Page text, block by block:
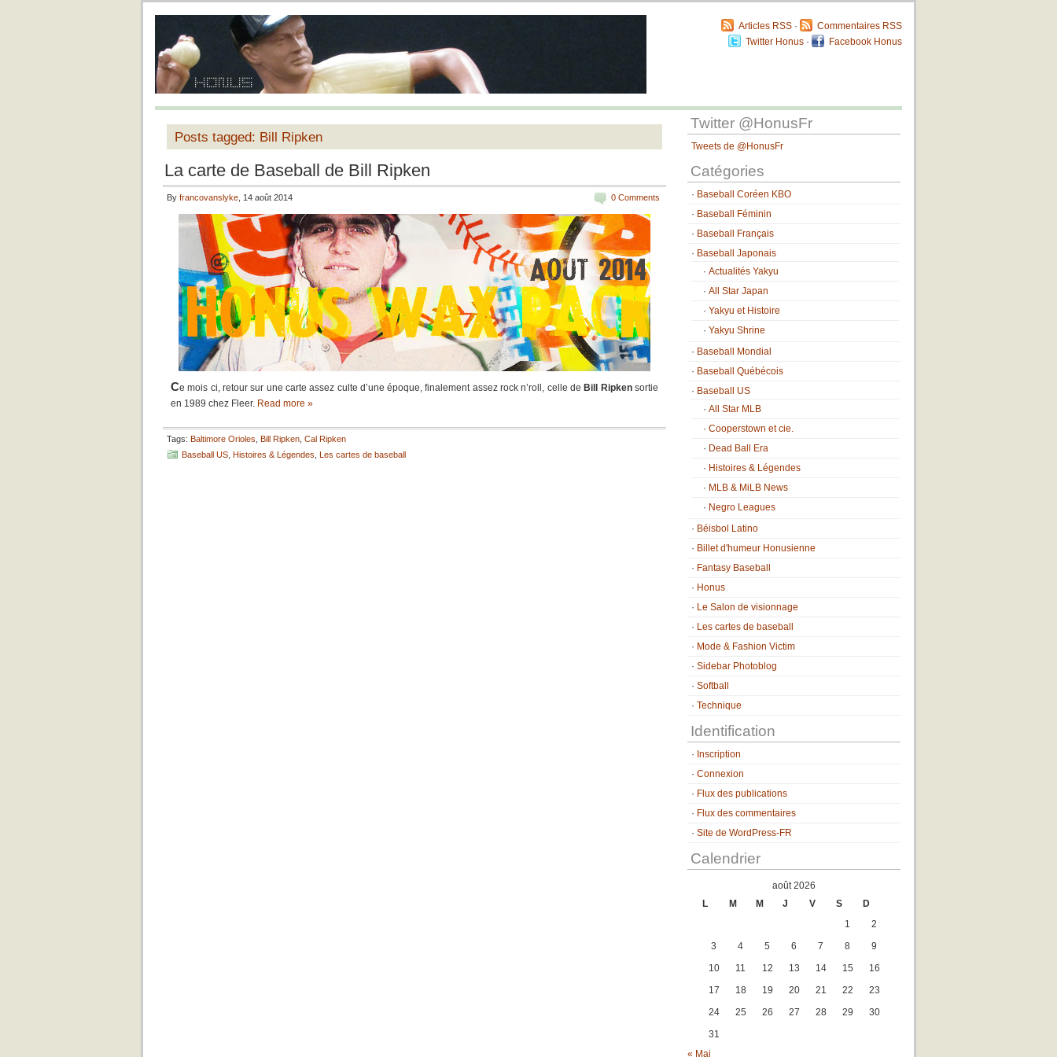
Articles RSS ·
Commentaires RSS
Twitter Honus · Facebook Honus
Posts tagged: Bill Ripken
La carte de Baseball de Bill Ripken
0 Comments
By francovanslyke , 14 août 2014
Ce mois ci, retour sur une carte assez culte d’une époque, finalement assez rock n’roll, celle de Bill Ripkensortie
en 1989 chez Fleer. Read more »
Tags: Baltimore Orioles Bill Ripken Cal Ripken
Baseball US Histoires & Légendes Les cartes de baseball
Twitter @HonusFr
Tweets de @HonusFr
Catégories
Baseball Coréen KBO
Baseball Féminin
Baseball Français
Baseball Japonais
Actualités Yakyu
All Star Japan
Yakyu et Histoire
Yakyu Shrine
Baseball Mondial
Baseball Québécois
Baseball US
All Star MLB
Cooperstown et cie.
Dead Ball Era
Histoires & Légendes
MLB & MiLB News
Negro Leagues
Béisbol Latino
Billet d'humeur Honusienne
Fantasy Baseball
Honus
Le Salon de visionnage
Les cartes de baseball
Mode & Fashion Victim
Sidebar Photoblog
Softball
Technique
Identification
Inscription
Connexion
Flux des publications
Flux des commentaires
Site de WordPress-FR
Calendrier
août 2026
L
M M J V S
D
1
2
3
4 5 6 7 8
9
10
11 12 13 14 15
16
17
18 19 20 21 22
23
24
25 26 27 28 29
30
31
« Mai